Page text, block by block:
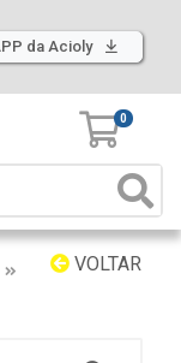
da Acioly
0
VOLTAR